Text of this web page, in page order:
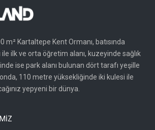
m² Kartaltepe Kent Ormanı, batısında
ile ilk ve orta öğretim alanı, kuzeyinde sağlık
ise park alanı bulunan dört tarafı yeşille
110 metre yüksekliğinde iki kulesi ile
yepyeni bir dünya.